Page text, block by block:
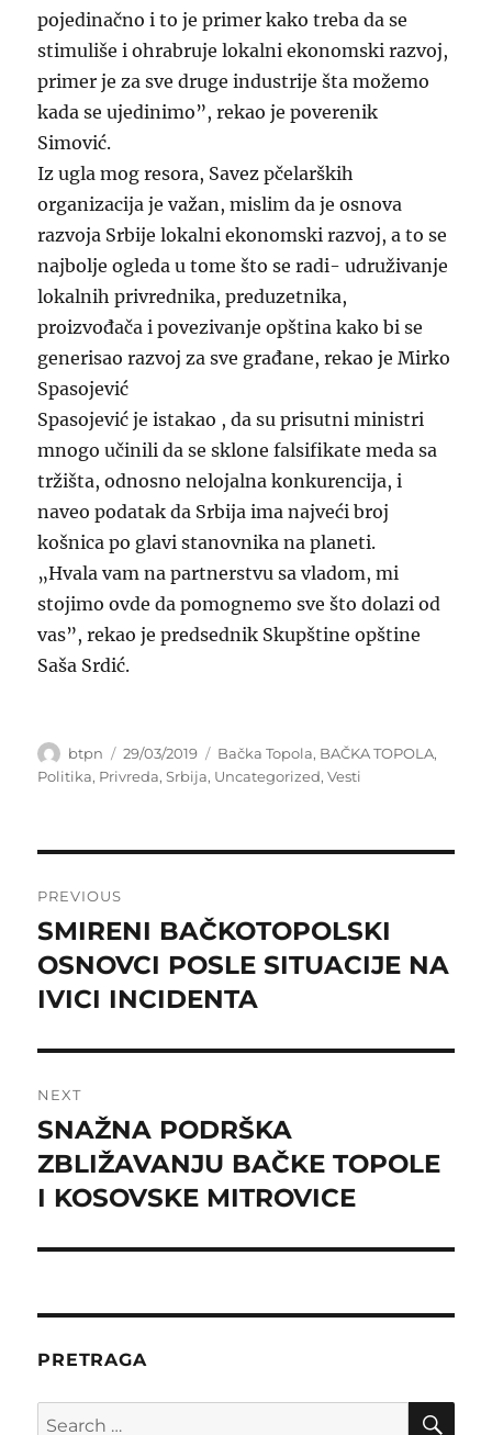
pojedinačno i to je primer kako treba da se
stimuliše i ohrabruje lokalni ekonomski razvoj,
primer je za sve druge industrije šta možemo
kada se ujedinimo”, rekao je poverenik
Simović.
Iz ugla mog resora, Savez pčelarških
organizacija je važan, mislim da je osnova
razvoja Srbije lokalni ekonomski razvoj, a to se
najbolje ogleda u tome što se radi- udruživanje
lokalnih privrednika, preduzetnika,
proizvođača i povezivanje opština kako bi se
generisao razvoj za sve građane, rekao je Mirko
Spasojević
Spasojević je istakao , da su prisutni ministri
mnogo učinili da se sklone falsifikate meda sa
tržišta, odnosno nelojalna konkurencija, i
naveo podatak da Srbija ima najveći broj
košnica po glavi stanovnika na planeti.
„Hvala vam na partnerstvu sa vladom, mi
stojimo ovde da pomognemo sve što dolazi od
vas”, rekao je predsednik Skupštine opštine
Saša Srdić.
Author
btpn
Posted
on
29/03/2019 Categories
Bačka Topola, BAČKA TOPOLA,
Politika, Privreda,Srbija, Uncategorized,Vesti
navigation
PREVIOUS
Previous
post:
SMIRENI BAČKOTOPOLSKI
OSNOVCI POSLE SITUACIJE NA
IVICI INCIDENTA
NEXT
Next
post:
SNAŽNA PODRŠKA
ZBLIŽAVANJU BAČKE TOPOLE
I KOSOVSKE MITROVICE
PRETRAGA
Search